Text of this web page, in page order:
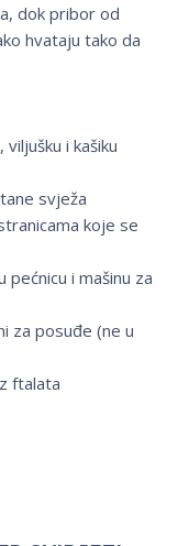
dok pribor od
hvataju tako da
i kašiku
svježa
koje se
pećnicu i mašinu za
za posuđe (ne u
ftalata